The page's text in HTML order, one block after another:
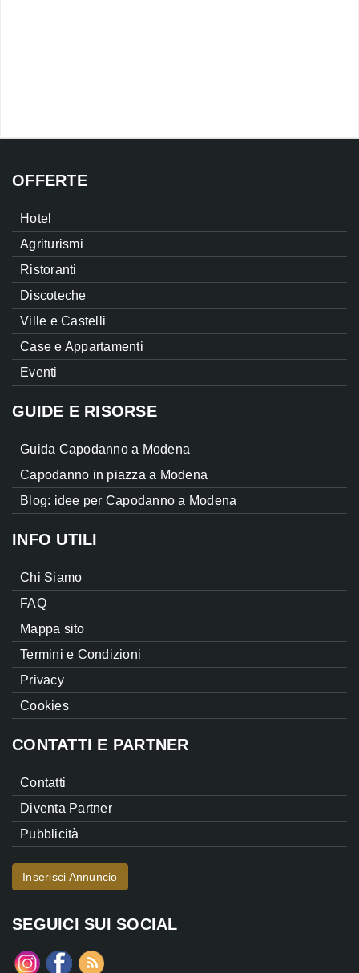
OFFERTE
Hotel
Agriturismi
Ristoranti
Discoteche
Ville e Castelli
Case e Appartamenti
Eventi
GUIDE E RISORSE
Guida Capodanno a Modena
Capodanno in piazza a Modena
Blog: idee per Capodanno a Modena
INFO UTILI
Chi Siamo
FAQ
Mappa sito
Termini e Condizioni
Privacy
Cookies
CONTATTI E PARTNER
Contatti
Diventa Partner
Pubblicità
Inserisci Annuncio
SEGUICI SUI SOCIAL